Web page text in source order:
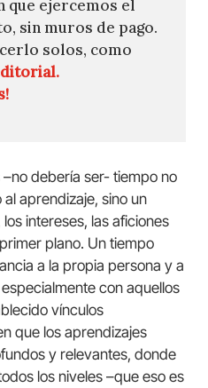
que ejercemos el
sin muros de pago.
solos, como
debería ser- tiempo no
aprendizaje, sino un
intereses, las aficiones
plano. Un tiempo
a la propia persona y a
con aquellos
vínculos
que los aprendizajes
y relevantes, donde
los niveles –que eso es